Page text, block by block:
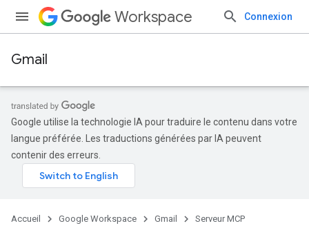
Workspace Connexion
Gmail
Google utilise la technologie IA pour traduire le contenu dans votre
langue préférée. Les traductions générées par IA peuvent
contenir des erreurs.
Accueil Google Workspace Gmail Serveur MCP